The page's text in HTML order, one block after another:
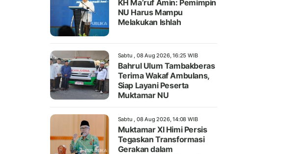
KH Ma’ruf Amin: Pemimpin
NU Harus Mampu
Melakukan Ishlah
Sabtu , 08 Aug 2026, 16:25 WIB
Bahrul Ulum Tambakberas
Terima Wakaf Ambulans,
Siap Layani Peserta
Muktamar NU
Sabtu , 08 Aug 2026, 14:08 WIB
Muktamar XI Himi Persis
Tegaskan Transformasi
Gerakan dalam